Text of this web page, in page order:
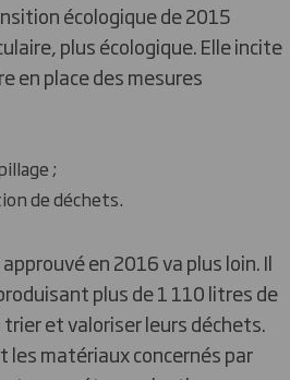
écologique de 2015
plus écologique. Elle incite
en place des mesures
;
de déchets.
en 2016 va plus loin. Il
plus de 1 110 litres de
et valoriser leurs déchets.
les matériaux concernés par